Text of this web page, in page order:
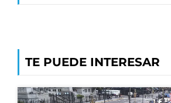
TE PUEDE INTERESAR